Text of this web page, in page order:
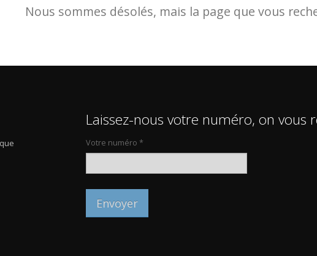
Nous sommes désolés, mais la page que vous
Laissez-nous votre numéro, on vous
Votre numéro *